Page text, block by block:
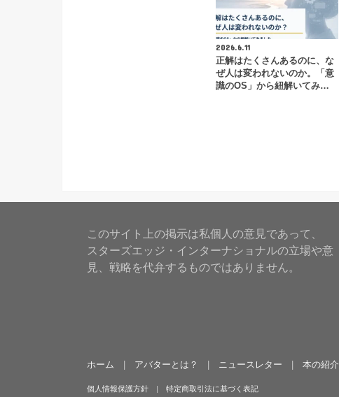
2026.6.11
正解はたくさんあるのに、な
ぜ人は変われないのか。「意
識のOS」から紐解いてみ…
このサイト上の掲示は私個人の意見であって、
スターズエッジ・インターナショナルの立場や意
見、戦略を代弁するものではありません。
ホーム アバターとは？ ニュースレター 本の紹介
個人情報保護方針 特定商取引法に基づく表記